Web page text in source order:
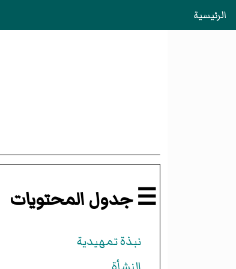
الرئيسية
☰ جدول المحتويات
نبذة تمهيدية